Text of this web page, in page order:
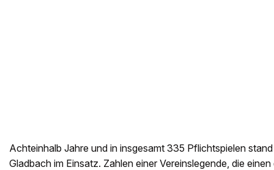
Achteinhalb Jahre und in insgesamt 335 Pflichtspielen
Gladbach im Einsatz. Zahlen einer Vereinslegende, die